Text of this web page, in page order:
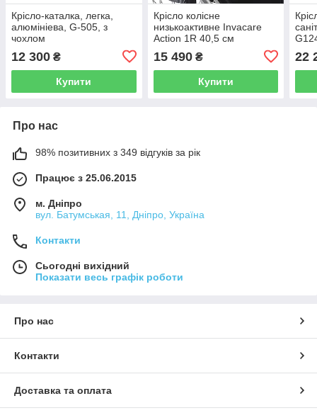
Крісло-каталка, легка,
алюмiнiева, G-505, з
чохлом
12 300 ₴
Купити
Крісло колісне
низькоактивне Invacare
Action 1R 40,5 см
15 490₴
Купити
22
Про нас
98% позитивних з 349 відгуків за рік
Працює з 25.06.2015
м. Дніпро
вул. Батумськая, 11, Дніпро, Україна
Контакти
Сьогодні вихідний
Показати весь графік роботи
Про нас
Контакти
Доставка та оплата